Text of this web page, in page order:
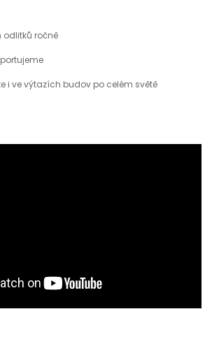
odlitků ročně
i ve výtazích budov po celém světě